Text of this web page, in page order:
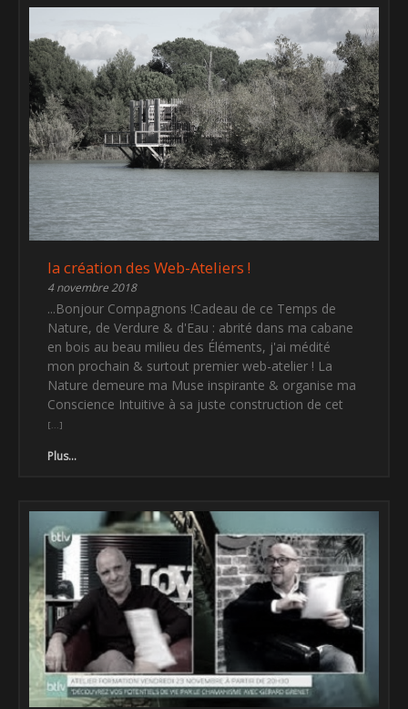
la création des Web-Ateliers !
4 novembre 2018
...Bonjour Compagnons !Cadeau de ce Temps de
Nature, de Verdure & d'Eau : abrité dans ma cabane
en bois au beau milieu des Éléments, j'ai médité
mon prochain & surtout premier web-atelier ! La
Nature demeure ma Muse inspirante & organise ma
Conscience Intuitive à sa juste construction de cet
Plus...